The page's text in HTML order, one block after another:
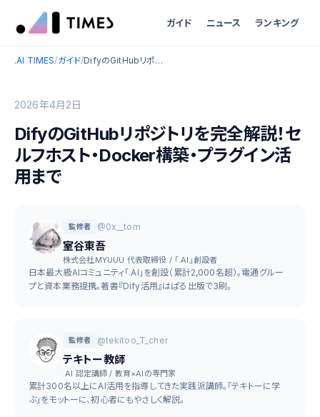
ガイド ニュース ランキング
.AI TIMES/ガイド/ DifyのGitHubリポジトリを完全解説！セルフホスト・Docker構築・プラグイン活用まで
2026年4月2日
DifyのGitHubリポジトリを完全解説！セ
ルフホスト・Docker構築・プラグイン活
用まで
監修者 @0x__tom
室谷東吾
株式会社MYUUU 代表取締役 / 「.AI」創設者
日本最大級AIコミュニティ「.AI」を創設（累計2,000名超）。電通グルー
プと資本業務提携。著書『Dify活用』はぱる出版で3刷。
監修者 @tekitoo_T_cher
テキトー教師
.AI 認定講師 / 教育×AIの専門家
累計300名以上にAI活用を指導してきた実践派講師。「テキトーに学
ぶ」をモットーに、初心者にもやさしく解説。